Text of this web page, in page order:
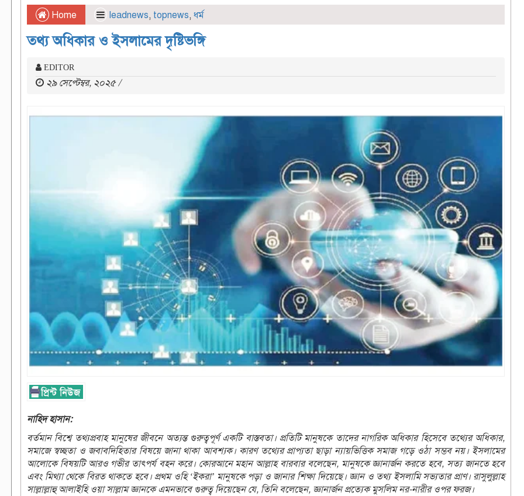
Home leadnews, topnews, ধর্ম
তথ্য অধিকার ও ইসলামের দৃষ্টিভঙ্গি
EDITOR
২৯ সেপ্টেম্বর, ২০২৫ /
নাহিদ হাসান:
বর্তমান বিশ্বে তথ্যপ্রবাহ মানুষের জীবনে অত্যন্ত গুরুত্বপূর্ণ একটি বাস্তবতা। প্রতিটি মানুষকে তাদের নাগরিক অধিকার হিসেবে তথ্যের অধিকার,
সমাজে স্বচ্ছতা ও জবাবদিহিতার বিষয়ে জানা থাকা আবশ্যক। কারণ তথ্যের প্রাপ্যতা ছাড়া ন্যায়ভিত্তিক সমাজ গড়ে ওঠা সম্ভব নয়। ইসলামের
আলোকে বিষয়টি আরও গভীর তাৎপর্য বহন করে। কোরআনে মহান আল্লাহ বারবার বলেছেন, মানুষকে জ্ঞানার্জন করতে হবে, সত্য জানতে হবে
এবং মিথ্যা থেকে বিরত থাকতে হবে। প্রথম ওহি ‘ইকরা’ মানুষকে পড়া ও জানার শিক্ষা দিয়েছে। জ্ঞান ও তথ্য ইসলামি সভ্যতার প্রাণ। রাসুলুল্লাহ
সাল্লাল্লাহু আলাইহি ওয়া সাল্লাম জ্ঞানকে এমনভাবে গুরুত্ব দিয়েছেন যে, তিনি বলেছেন, জ্ঞানার্জন প্রত্যেক মুসলিম নর-নারীর ওপর ফরজ।